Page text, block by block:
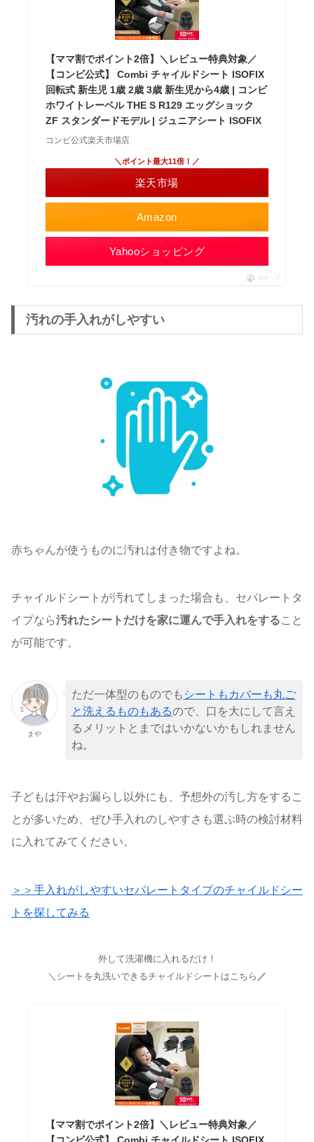
【ママ割でポイント2倍】＼レビュー特典対象／
【コンビ公式】 Combi チャイルドシート ISOFIX
回転式 新生児 1歳 2歳 3歳 新生児から4歳 | コンビ
ホワイトレーベル THE S R129 エッグショック
ZF スタンダードモデル | ジュニアシート ISOFIX
コンビ公式楽天市場店
Amazon
＼ポイント最大11倍！／
楽天市場
Yahooショッピング
ポチップ
汚れの手入れがしやすい
赤ちゃんが使うものに汚れは付き物ですよね。
チャイルドシートが汚れてしまった場合も、セパレートタ
イプなら汚れたシートだけを家に運んで手入れをすること
が可能です。
まや
ただ一体型のものでも シートもカバーも丸ご
と洗えるものもあるので、口を大にして言え
るメリットとまではいかないかもしれません
ね。
子どもは汗やお漏らし以外にも、予想外の汚し方をするこ
とが多いため、ぜひ手入れのしやすさも選ぶ時の検討材料
に入れてみてください。
＞＞手入れがしやすいセパレートタイプのチャイルドシー
トを探してみる
外して洗濯機に入れるだけ！
＼シートを丸洗いできるチャイルドシートはこちら ／
【ママ割でポイント2倍】＼レビュー特典対象／
【コンビ公式】 Combi チャイルドシート ISOFIX